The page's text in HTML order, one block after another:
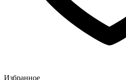
Избранное